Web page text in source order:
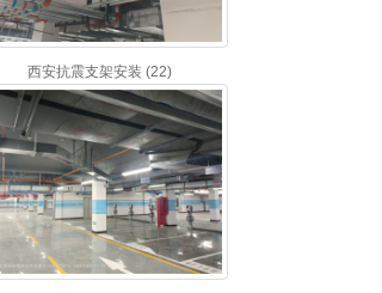
西安抗震支架安装 (22)